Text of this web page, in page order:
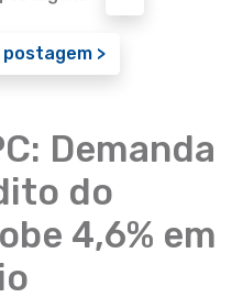
>
Demanda
do
4,6% em